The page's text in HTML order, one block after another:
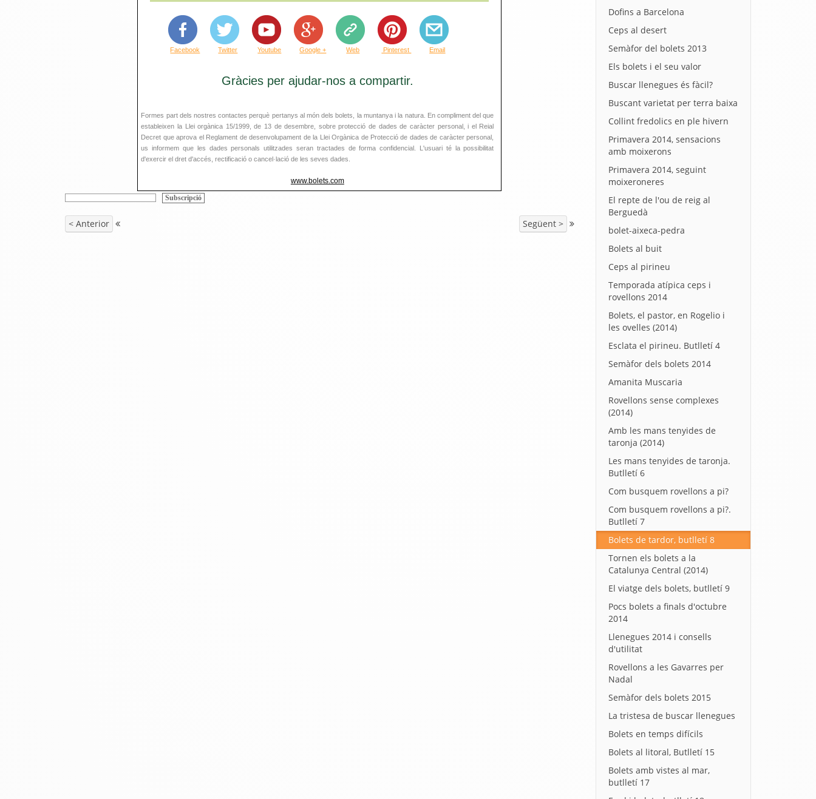
Facebook Twitter Youtube Google + Web Pinterest Email
Gràcies per ajudar-nos a compartir.
Formes part dels nostres contactes perquè pertanys al món dels bolets, la muntanya i la natura. En compliment del que
estableixen la Llei orgànica 15/1999, de 13 de desembre, sobre protecció de dades de caràcter personal, i el Reial
Decret que aprova el Reglament de desenvolupament de la Llei Orgànica de Protecció de dades de caràcter personal,
us informem que les dades personals utilitzades seran tractades de forma confidencial. L'usuari té la possibilitat
d'exercir el dret d'accés, rectificació o cancel·lació de les seves dades.
www.bolets.com
< Anterior Següent >
Dofins a Barcelona
Ceps al desert
Semàfor del bolets 2013
Els bolets i el seu valor
Buscar llenegues és fàcil?
Buscant varietat per terra baixa
Collint fredolics en ple hivern
Primavera 2014, sensacions
amb moixerons
Primavera 2014, seguint
moixeroneres
El repte de l'ou de reig al
Berguedà
bolet-aixeca-pedra
Bolets al buit
Ceps al pirineu
Temporada atípica ceps i
rovellons 2014
Bolets, el pastor, en Rogelio i
les ovelles (2014)
Esclata el pirineu. Butlletí 4
Semàfor dels bolets 2014
Amanita Muscaria
Rovellons sense complexes
(2014)
Amb les mans tenyides de
taronja (2014)
Les mans tenyides de taronja.
Butlletí 6
Com busquem rovellons a pi?
Com busquem rovellons a pi?.
Butlletí 7
Bolets de tardor, butlletí 8
Tornen els bolets a la
Catalunya Central (2014)
El viatge dels bolets, butlletí 9
Pocs bolets a finals d'octubre
2014
Llenegues 2014 i consells
d'utilitat
Rovellons a les Gavarres per
Nadal
Semàfor dels bolets 2015
La tristesa de buscar llenegues
Bolets en temps difícils
Bolets al litoral, Butlletí 15
Bolets amb vistes al mar,
butlletí 17